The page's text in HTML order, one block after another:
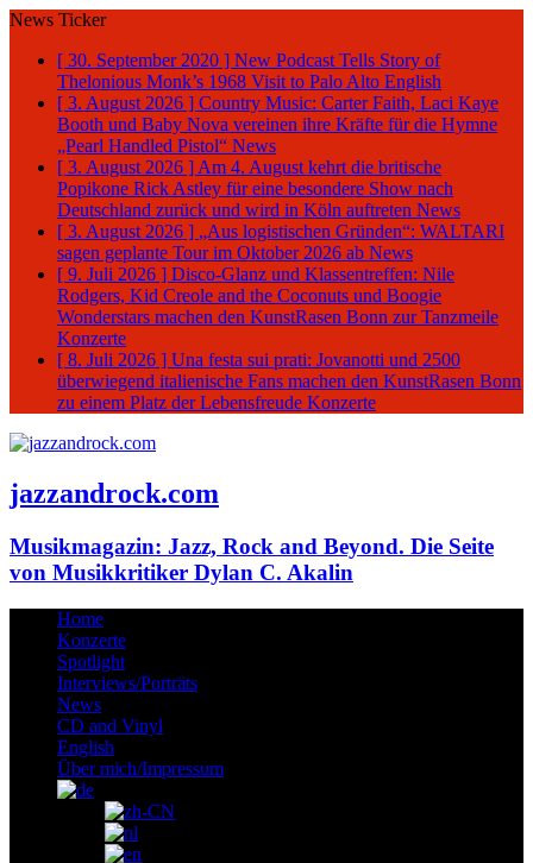
News Ticker
[ 30. September 2020 ] New Podcast Tells Story of
Thelonious Monk’s 1968 Visit to Palo Alto English
[ 3. August 2026 ] Country Music: Carter Faith, Laci Kaye
Booth und Baby Nova vereinen ihre Kräfte für die Hymne
„Pearl Handled Pistol“ News
[ 3. August 2026 ] Am 4. August kehrt die britische
Popikone Rick Astley für eine besondere Show nach
Deutschland zurück und wird in Köln auftreten News
[ 3. August 2026 ] „Aus logistischen Gründen“: WALTARI
sagen geplante Tour im Oktober 2026 ab News
[ 9. Juli 2026 ] Disco-Glanz und Klassentreffen: Nile
Rodgers, Kid Creole and the Coconuts und Boogie
Wonderstars machen den KunstRasen Bonn zur Tanzmeile
Konzerte
[ 8. Juli 2026 ] Una festa sui prati: Jovanotti und 2500
überwiegend italienische Fans machen den KunstRasen Bonn
zu einem Platz der Lebensfreude Konzerte
jazzandrock.com
Musikmagazin: Jazz, Rock and Beyond. Die Seite
von Musikkritiker Dylan C. Akalin
Home
Konzerte
Spotlight
Interviews/Porträts
News
CD and Vinyl
English
Über mich/Impressum